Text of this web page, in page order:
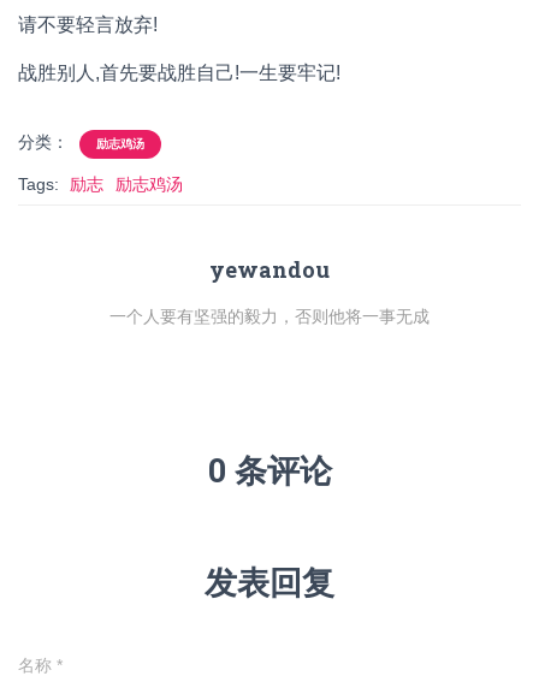
请不要轻言放弃!
战胜别人,首先要战胜自己!一生要牢记!
分类： 励志鸡汤
Tags: 励志 励志鸡汤
yewandou
一个人要有坚强的毅力，否则他将一事无成
0 条评论
发表回复
名称 *